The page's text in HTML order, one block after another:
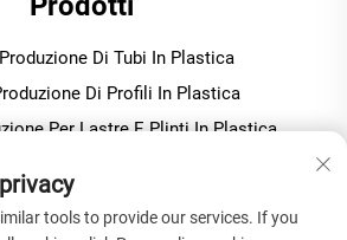
Di Tubi In Plastica
Di Profili In Plastica
Per Lastre E Plinti In Plastica
SULL'AZIENDA
tools to provide our services. If you